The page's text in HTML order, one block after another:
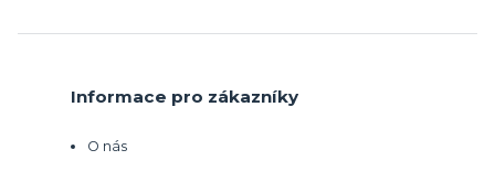
Informace pro zákazníky
O nás